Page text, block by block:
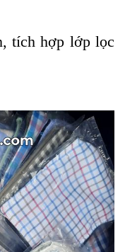
tích hợp lớp lọc